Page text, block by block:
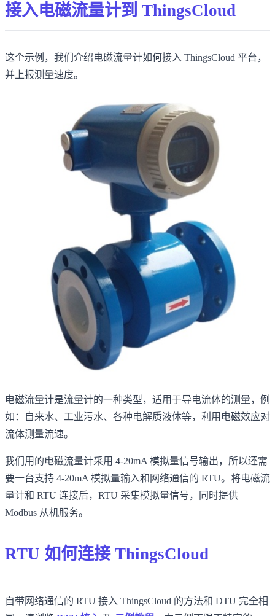
接入电磁流量计到 ThingsCloud
这个示例，我们介绍电磁流量计如何接入 ThingsCloud 平台，
并上报测量速度。
电磁流量计是流量计的一种类型，适用于导电流体的测量，例
如：自来水、工业污水、各种电解质液体等，利用电磁效应对
流体测量流速。
我们用的电磁流量计采用 4-20mA 模拟量信号输出，所以还需
要一台支持 4-20mA 模拟量输入和网络通信的 RTU。将电磁流
量计和 RTU 连接后，RTU 采集模拟量信号，同时提供
Modbus 从机服务。
RTU 如何连接 ThingsCloud
自带网络通信的 RTU 接入 ThingsCloud 的方法和 DTU 完全相